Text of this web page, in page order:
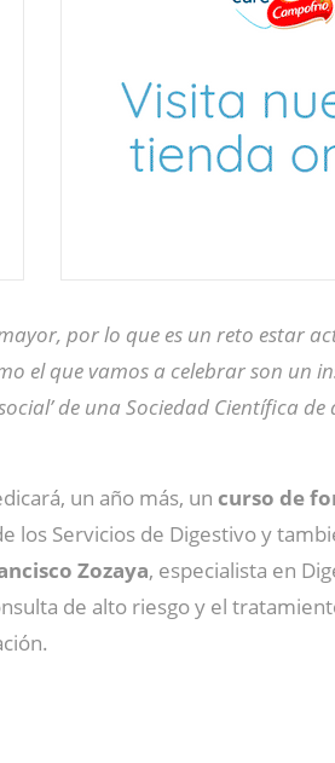
por lo que es un reto estar
el que vamos a celebrar son un
de una Sociedad Científica
un año más, un curso de
los Servicios de Digestivo y
Zozaya, especialista en
de alto riesgo y el